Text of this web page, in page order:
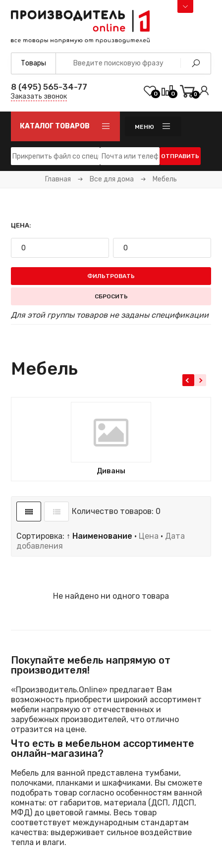
8 (495) 565-34-77
Заказать звонок 0 0 0
КАТАЛОГ ТОВАРОВ МЕНЮ
ОТПРАВИТЬ
Главная Все для дома Мебель
ЦЕНА:
ФИЛЬТРОВАТЬ
СБРОСИТЬ
Для этой группы товаров не заданы спецификации
Мебель
Диваны
Количество товаров: 0
Сортировка: ↑ Наименование · Цена · Дата
добавления
Не найдено ни одного товара
Покупайте мебель напрямую от
производителя!
«Производитель.Online» предлагает Вам
возможность приобрести широкий ассортимент
мебели напрямую от отечественных и
зарубежных производителей, что отлично
отразится на цене.
Что есть в мебельном ассортименте
онлайн-магазина?
Мебель для ванной представлена тумбами,
полочками, планками и шкафчиками. Вы сможете
подобрать товар согласно особенностям ванной
комнаты: от габаритов, материала (ДСП, ЛДСП,
МФД) до цветовой гаммы. Весь товар
соответствует международным стандартам
качества: выдерживает сильное воздействие
тепла и влаги.